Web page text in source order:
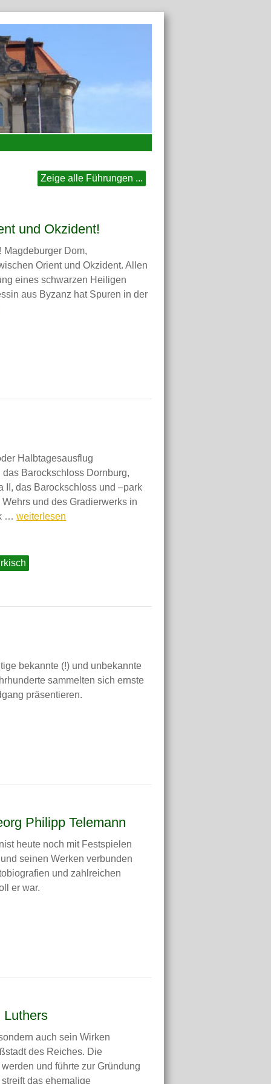
Zeige alle Führungen ...
und Okzident!
Magdeburger Dom,
Orient und Okzident. Allen
eines schwarzen Heiligen
aus Byzanz hat Spuren in der
Halbtagesausflug
Barockschloss Dornburg,
II, das Barockschloss und –park
und des Gradierwerks in
… Umlandführungen
weiterlesen
bekannte (!) und unbekannte
sammelten sich ernste
präsentieren.
Philipp Telemann
heute noch mit Festspielen
seinen Werken verbunden
und zahlreichen
er war.
Luthers
auch sein Wirken
des Reiches. Die
und führte zur Gründung
das ehemalige